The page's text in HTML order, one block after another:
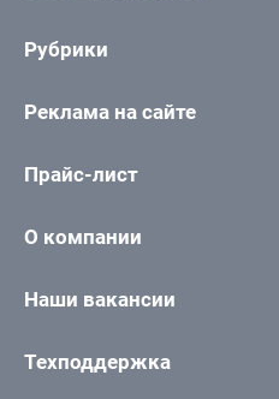
Рубрики
Реклама на сайте
Прайс-лист
О компании
Наши вакансии
Техподдержка